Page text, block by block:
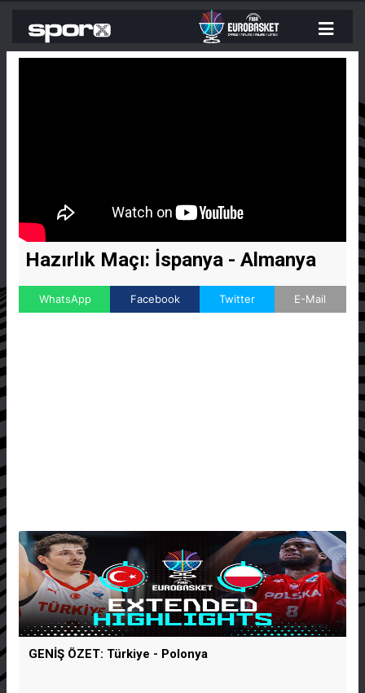
Hazırlık Maçı: İspanya - Almanya
WhatsApp Facebook Twitter E-Mail
GENİŞ ÖZET: Türkiye - Polonya